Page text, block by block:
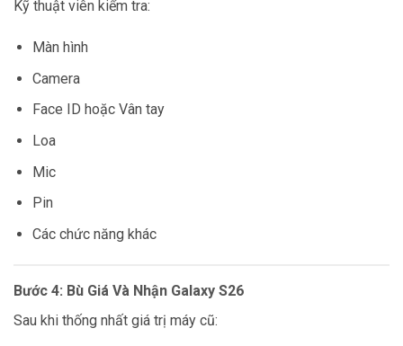
Kỹ thuật viên kiểm tra:
Màn hình
Camera
Face ID hoặc Vân tay
Loa
Mic
Pin
Các chức năng khác
Bước 4: Bù Giá Và Nhận Galaxy S26
Sau khi thống nhất giá trị máy cũ: